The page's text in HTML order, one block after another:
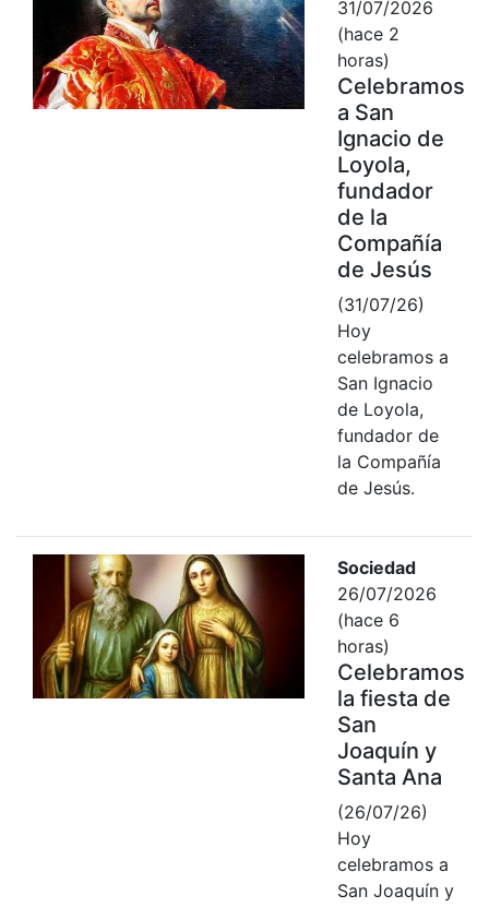
31/07/2026
(hace 2
horas)
Celebramos
a San
Ignacio de
Loyola,
fundador
de la
Compañía
de Jesús
(31/07/26)
Hoy
celebramos a
San Ignacio
de Loyola,
fundador de
la Compañía
de Jesús.
Sociedad
26/07/2026
(hace 6
horas)
Celebramos
la fiesta de
San
Joaquín y
Santa Ana
(26/07/26)
Hoy
celebramos a
San Joaquín y